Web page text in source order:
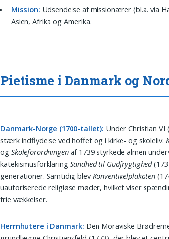
Mission: Udsendelse af missionærer (bl.a. via
Asien, Afrika og Amerika.
Pietisme i Danmark og
Danmark-Norge (1700-tallet): Under Christian VI
stærk indflydelse ved hoffet og i kirke- og skoleliv.
ogSkoleforordningen af 1739 styrkede almen
katekismusforklaringSandhed til Gudfrygtighed
generationer. Samtidig blevKonventikelplakaten
uautoriserede religiøse møder, hvilket viser
frie vækkelser.
Herrnhutere i Danmark: Den Moraviske